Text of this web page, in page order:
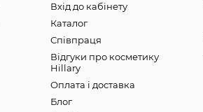
Вхід до кабінету
Каталог
Співпраця
Відгуки про косметику
Hillary
Оплата і доставка
Блог